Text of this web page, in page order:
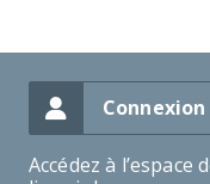
Connexion
Accédez à